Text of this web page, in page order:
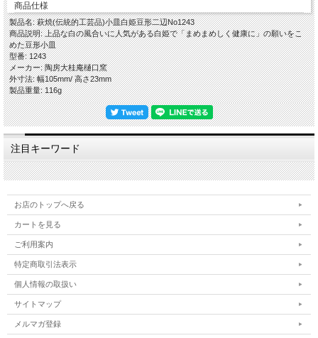
萩焼伝統工芸士・樋口大桂が伝統的工芸品萩焼としての規約を遵守し、国産の天然
原材料を使い全工程を手作業でしております。寸法・重量・色合い・風合いが一つ
一つ微妙に違いますので、悪しからずご了承くださいませ。
出来るだけ色や質感がわかりやすいように複数の照明や白の背景板を使って撮影し
てますが、照明の映り込みが多くある際は風合いを損ねない程度の修正・補正・加
工をし、逆に修正が難しい場合はそのままにしていることもございますので、悪し
からずご了承ください。
【萩焼の特徴-萩の七化け】
萩焼は伝統的工芸品萩焼の指定材料である「大道土」を主に使いますが、この陶土
が焼き締まらないという特性がある為、生地を素焼きし釉薬を掛けて本焼きをする
う)が起こります。器に色見のある水分を入れると、この貫入に染みご使用の度合
いによって風合いが変化していくことを「萩の七化け」と言われ、作り手が作った
やきものを使い手が育てていくと言われる所以です。
私どもはこの特徴を尊重し時流に流されることなく伝統的な萩焼を守りたいという
いという方針を貫いておりますので、電子レンジ・食器洗浄乾燥機をお使いいただ
けます。日々の暮らしの中で、萩焼の特徴をお楽しみいただきつつ安心・安全にお
使いいただければ幸いです。
【在庫について】
当店は実店舗と自社サイトにて在庫を共有しておりますので、ご注文のタイミング
によって在庫切れの場合は悪しからずご容赦くださいませ。
【荷造り・発送について】
安全にお届けするために、作品をエアパッキンでしっかり包み、緩衝材の新聞紙を
多めに入れた段ボールに詰めて荷造りし発送しております。
お取り扱い方法などを詳細に明記した紙を同梱いたします。
商品仕様
製品名: 萩焼(伝統的工芸品)小皿白姫豆形二辺No1243
商品説明: 上品な白の風合いに人気がある白姫で「まめまめしく健康に」の願いをこ
めた豆形小皿
型番: 1243
メーカー: 陶房大桂庵樋口窯
外寸法: 幅105mm/ 高さ23mm
製品重量: 116g
注目キーワード
お店のトップへ戻る
カートを見る
ご利用案内
特定商取引法表示
個人情報の取扱い
サイトマップ
メルマガ登録